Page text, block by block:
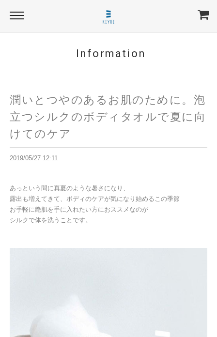
Information
潤いとつやのあるお肌のために。泡
立つシルクのボディタオルで夏に向
けてのケア
2019/05/27 12:11
あっという間に真夏のような暑さになり、
露出も増えてきて、ボディのケアが気になり始めるこの季節
お手軽に艶肌を手に入れたい方におススメなのが
シルクで体を洗うことです。